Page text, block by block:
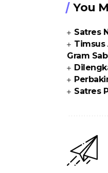
You
Satres
Timsus
Gram
Satres